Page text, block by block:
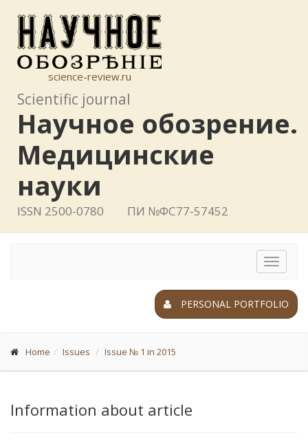
science-review.ru
Scientific journal
Научное обозрение.
Медицинские
науки
ISSN 2500-0780 ПИ №ФС77-57452
Toggle
PERSONAL PORTFOLIO
Home Issues Issue № 1 in 2015
Information about article